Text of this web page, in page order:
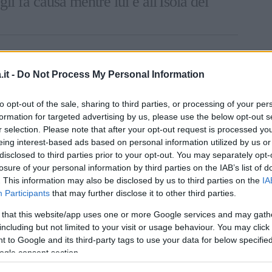
- Do Not Process My Personal Information
opt-out of the sale, sharing to third parties, or processing of your
for targeted advertising by us, please use the below opt-out
selection. Please note that after your opt-out request is processed
interest-based ads based on personal information utilized by us
to third parties prior to your opt-out. You may separately
of your personal information by third parties on the IAB’s list of
This information may also be disclosed by us to third parties on the
Participants that may further disclose it to other third parties.
that this website/app uses one or more Google services and may
but not limited to your visit or usage behaviour. You may
to Google and its third-party tags to use your data for below
consent section.
Balduino, la conduttriceIlary Blasisi è
Ma sta piangendo? Questo Endrick
commuovi così? Per caso questo Endrick è
cercando di capire cosa stesse
l’emozione. “
è in Brasile. Sicuramente gli fanno
dichiarato ancora Estefania, mentre lo